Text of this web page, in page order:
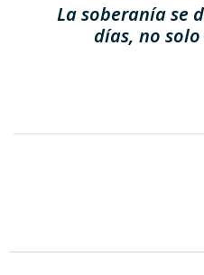
La soberanía se
días, no